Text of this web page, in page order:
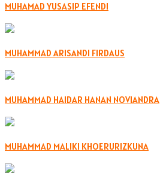
MUHAMAD YUSASIP EFENDI
MUHAMMAD ARISANDI FIRDAUS
MUHAMMAD HAIDAR HANAN NOVIANDRA
MUHAMMAD MALIKI KHOERURIZKUNA